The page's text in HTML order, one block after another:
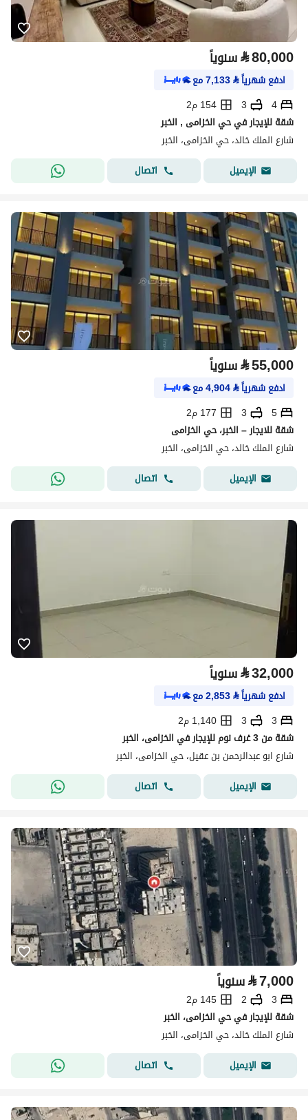
⃁80,000 سنوياً
ادفع شهرياً⃁
7,133مع
4
3
154 م2
شقة للإيجار في حي الخزامى , الخبر
شارع الملك خالد، حي الخزامى، الخبر
الإيميل
اتصال
⃁55,000 سنوياً
ادفع شهرياً⃁
4,904مع
5
3
177 م2
شقة للايجار – الخبر، حي الخزامى
شارع الملك خالد، حي الخزامى، الخبر
الإيميل
اتصال
⃁32,000 سنوياً
ادفع شهرياً⃁
2,853مع
3
3
1,140 م2
شقة من 3 غرف نوم للإيجار في الخزامى، الخبر
شارع ابو عبدالرحمن بن عقيل، حي الخزامى، الخبر
الإيميل
اتصال
⃁7,000 سنوياً
3
2
145 م2
شقة للإيجار في حي الخزامى، الخبر
شارع الملك خالد، حي الخزامى، الخبر
الإيميل
اتصال